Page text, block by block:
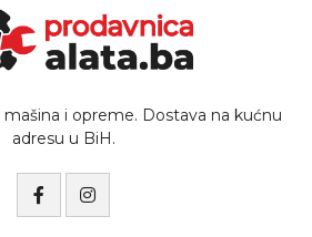
mašina i opreme. Dostava na kućnu
adresu u BiH.